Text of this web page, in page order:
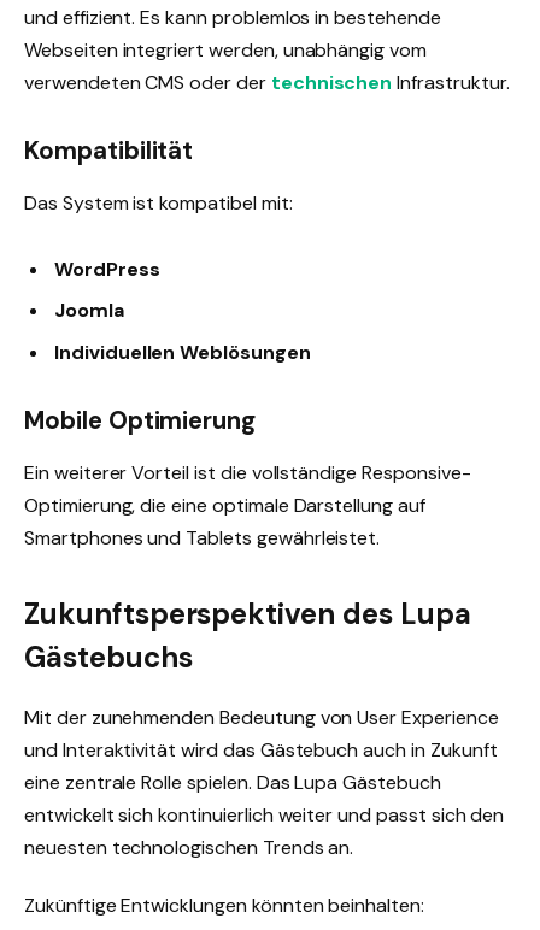
und effizient. Es kann problemlos in bestehende
Webseiten integriert werden, unabhängig vom
verwendeten CMS oder der technischen Infrastruktur.
Kompatibilität
Das System ist kompatibel mit:
WordPress
Joomla
Individuellen Weblösungen
Mobile Optimierung
Ein weiterer Vorteil ist die vollständige Responsive-
Optimierung, die eine optimale Darstellung auf
Smartphones und Tablets gewährleistet.
Zukunftsperspektiven des Lupa
Gästebuchs
Mit der zunehmenden Bedeutung von User Experience
und Interaktivität wird das Gästebuch auch in Zukunft
eine zentrale Rolle spielen. Das Lupa Gästebuch
entwickelt sich kontinuierlich weiter und passt sich den
neuesten technologischen Trends an.
Zukünftige Entwicklungen könnten beinhalten: